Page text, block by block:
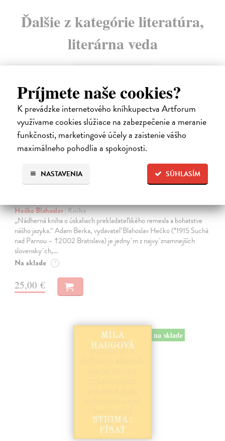
Príjmete naše cookies?
K prevádzke internetového kníhkupectva Artforum
využívame cookies slúžiace na zabezpečenie a meranie
funkčnosti, marketingové účely a zaistenie vášho
maximálneho pohodlia a spokojnosti.
SÚHLASÍM
NASTAVENIA
Ďalšie z kategórie literatúra,
literárna veda
novinka
Hečko Blahoslav| Kniha
„Nádherná kniha o úskaliach prekladateľského remesla a bohatstve
nášho jazyka.“ Adam Berka, vydavateľ Blahoslav Hečko (*1915 Suchá
nad Parnou – †2002 Bratislava) je jedny´m z najvy´znamnejších
slovensky´ch,…
Na sklade ?
25,00 €
na sklade